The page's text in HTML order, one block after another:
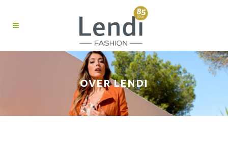
OVER LENDI